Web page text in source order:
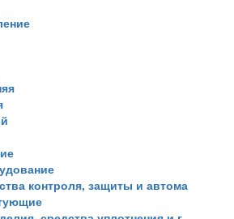
контроля, защиты и автома